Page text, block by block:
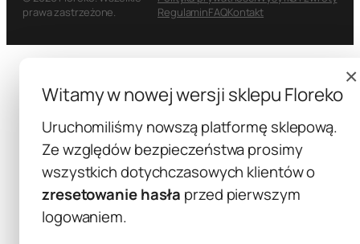
prawa zastrzeżone.
RegulaminFAQKontakt
×
Witamy w nowej wersji sklepu Floreko
Uruchomiliśmy nowszą platformę sklepową.
Ze względów bezpieczeństwa prosimy
wszystkich dotychczasowych klientów o
zresetowanie hasła przed pierwszym
logowaniem.